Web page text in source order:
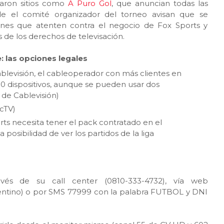
sitios como A Puro Gol, que anuncian todas las
el comité organizador del torneo avisan que se
que atenten contra el negocio de Fox Sports y
de los derechos de televisación.
las opciones legales
el cableoperador con más clientes en
dispositivos, aunque se pueden usar dos
Cablevisión)
necesita tener el pack contratado en el
de ver los partidos de la liga
de su call center (0810-333-4732), vía web
o por SMS 77999 con la palabra FUTBOL y DNI